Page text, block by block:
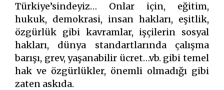
Türkiye’sindeyiz… Onlar için, eğitim,
hukuk, demokrasi, insan hakları, eşitlik,
özgürlük gibi kavramlar, işçilerin sosyal
hakları, dünya standartlarında çalışma
barışı, grev, yaşanabilir ücret…vb. gibi temel
hak ve özgürlükler, önemli olmadığı gibi
zaten askıda.